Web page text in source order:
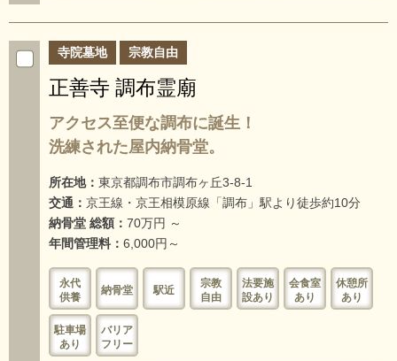
寺院墓地 宗教自由
正善寺 調布霊廟
アクセス至便な調布に誕生！
洗練された屋内納骨堂。
所在地： 東京都調布市調布ヶ丘3-8-1
交通： 京王線・京王相模原線「調布」駅より徒歩約10分
納骨堂 総額： 70万円 ～
年間管理料： 6,000円～
永代
供養
納骨堂 駅近
宗教
自由
法要施
設あり
会食室
あり
休憩所
あり
駐車場
あり
バリア
フリー